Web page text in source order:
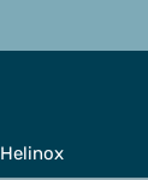
Helinox